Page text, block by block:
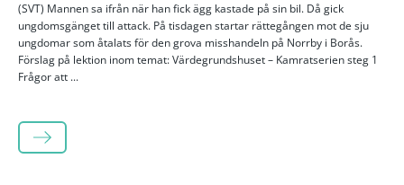
(SVT) Mannen sa ifrån när han fick ägg kastade på sin bil. Då gick
ungdomsgänget till attack. På tisdagen startar rättegången mot de sju
ungdomar som åtalats för den grova misshandeln på Norrby i Borås.
Förslag på lektion inom temat: Värdegrundshuset – Kamratserien steg 1
Frågor att ...
LÄS MER